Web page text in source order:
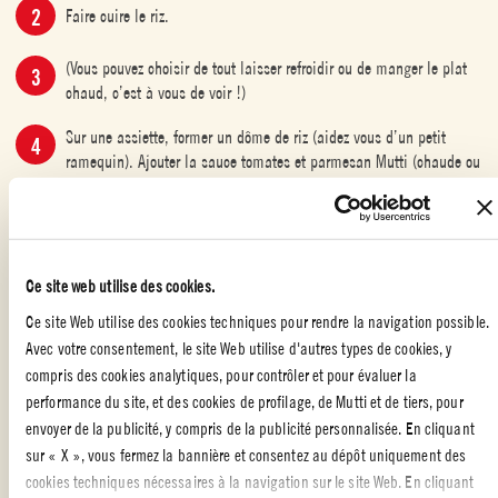
Ce site web utilise des cookies.
Ce site Web utilise des cookies techniques pour rendre la navigation possible.
Avec votre consentement, le site Web utilise d'autres types de cookies, y
compris des cookies analytiques, pour contrôler et pour évaluer la
performance du site, et des cookies de profilage, de Mutti et de tiers, pour
envoyer de la publicité, y compris de la publicité personnalisée. En cliquant
sur « X », vous fermez la bannière et consentez au dépôt uniquement des
cookies techniques nécessaires à la navigation sur le site Web. En cliquant
Faire cuire le riz.
(Vous pouvez choisir de tout laisser refroidir ou de manger le plat
chaud, c’est à vous de voir !)
Sur une assiette, former un dôme de riz (aidez vous d’un petit
ramequin). Ajouter la sauce tomates et parmesan Mutti (chaude ou
Bon appétit ! 🇮🇹
RECETTES AVEC DES TOMATES CERISES,RECETTES D'ÉTÉ À LA
TOMATE,PLATS AVEC DES TOMATES,RECETTES VÉGÉTARIENNES À
LA TOMATE